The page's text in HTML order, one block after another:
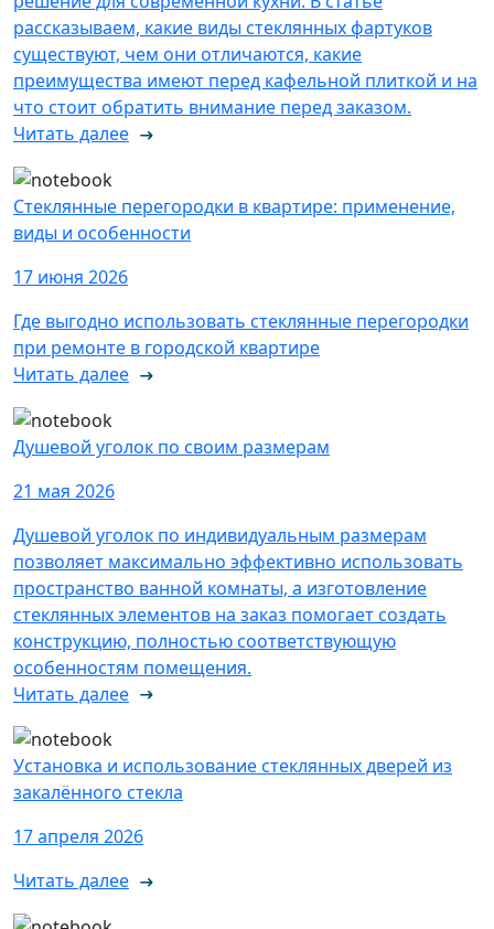
рассказываем, какие виды стеклянных фартуков
существуют, чем они отличаются, какие
преимущества имеют перед кафельной плиткой и на
что стоит обратить внимание перед заказом.
Читать далее
Стеклянные перегородки в квартире: применение,
виды и особенности
17 июня 2026
Где выгодно использовать стеклянные перегородки
при ремонте в городской квартире
Читать далее
Душевой уголок по своим размерам
21 мая 2026
Душевой уголок по индивидуальным размерам
позволяет максимально эффективно использовать
пространство ванной комнаты, а изготовление
стеклянных элементов на заказ помогает создать
конструкцию, полностью соответствующую
особенностям помещения.
Читать далее
Установка и использование стеклянных дверей из
закалённого стекла
17 апреля 2026
Читать далее